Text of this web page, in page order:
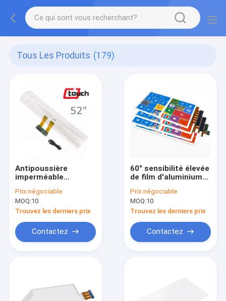
Tous Les Produits (179)
Antipoussière
imperméable
multi nano de
contact de 52
pouces
Prix:négociable
MOQ:10
Trouvez les derniers prix
Contactez
60" sensibilité élevée
de film d'aluminium
capacitive avec Sis
Controller
Prix:négociable
MOQ:10
Trouvez les derniers prix
Contactez